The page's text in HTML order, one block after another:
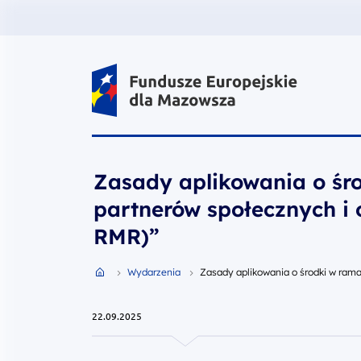
Fundusze Europejskie dla
Zasady aplikowania o
partnerów społecznych
RMR)”
Przejdź do strony głównej portalu
Wydarzenia Zasady aplikowania o środki w
22.09.2025